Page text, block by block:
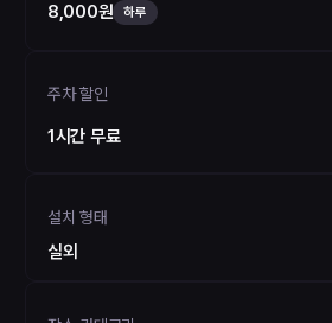
8,000원 하루
주차 할인
1시간 무료
설치 형태
실외